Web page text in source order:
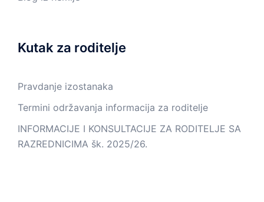
Kutak za roditelje
Pravdanje izostanaka
Termini održavanja informacija za roditelje
INFORMACIJE I KONSULTACIJE ZA RODITELJE SA
RAZREDNICIMA šk. 2025/26.